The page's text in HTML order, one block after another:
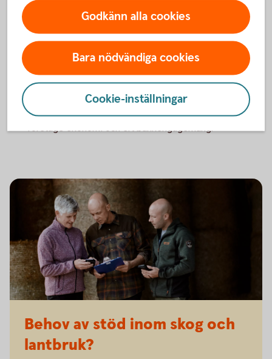
Avgift
Prisförslag via offert
Uppläggningsavgift
1 500 kr
Priset är individuellt och sätts utifrån ditt
Tillbaka
Behov av stöd inom skog och
lantbruk?
Godkänn alla cookies
Bara nödvändiga cookies
Cookie-inställningar